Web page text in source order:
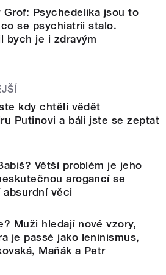
Grof: Psychedelika jsou to
se psychiatrii stalo.
bych je i zdravým
kdy chtěli vědět
Putinovi a báli jste se zeptat
Větší problém je jeho
arogancí se
absurdní věci
Muži hledají nové vzory,
je passé jako leninismus,
Maňák a Petr